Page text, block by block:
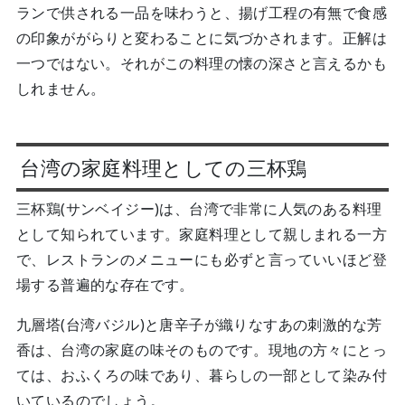
ランで供される一品を味わうと、揚げ工程の有無で食感
の印象ががらりと変わることに気づかされます。正解は
一つではない。それがこの料理の懐の深さと言えるかも
しれません。
台湾の家庭料理としての三杯鶏
三杯鶏(サンベイジー)は、台湾で非常に人気のある料理
として知られています。家庭料理として親しまれる一方
で、レストランのメニューにも必ずと言っていいほど登
場する普遍的な存在です。
九層塔(台湾バジル)と唐辛子が織りなすあの刺激的な芳
香は、台湾の家庭の味そのものです。現地の方々にとっ
ては、おふくろの味であり、暮らしの一部として染み付
いているのでしょう。